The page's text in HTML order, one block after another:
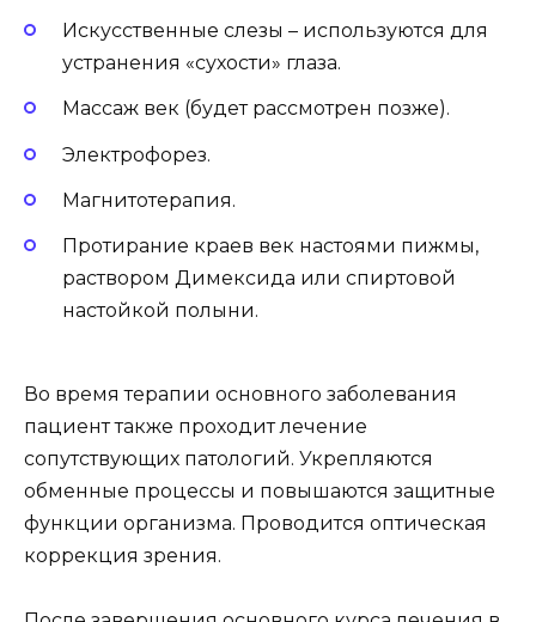
Искусственные слезы – используются для
устранения «сухости» глаза.
Массаж век (будет рассмотрен позже).
Электрофорез.
Магнитотерапия.
Протирание краев век настоями пижмы,
раствором Димексида или спиртовой
настойкой полыни.
Во время терапии основного заболевания
пациент также проходит лечение
сопутствующих патологий. Укрепляются
обменные процессы и повышаются защитные
функции организма. Проводится оптическая
коррекция зрения.